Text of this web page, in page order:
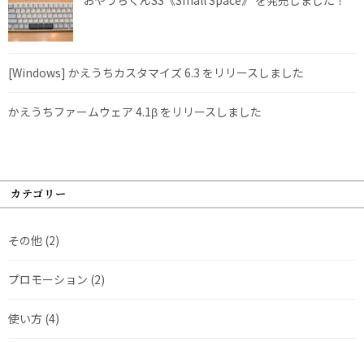
[Windows] かえうちカスタマイズ 6.3 をリリースしました
かえうちファームウェア 4.1β をリリースしました
カテゴリー
その他 (2)
プロモーション (2)
使い方 (4)